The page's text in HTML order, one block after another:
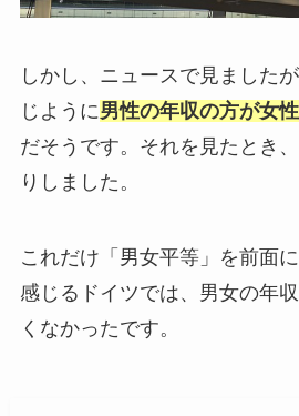
しかし、ニュースで見ました
じように男性の年収の方が女
だそうです。それを見たとき
りしました。
これだけ「男女平等」を前面
感じるドイツでは、男女の年
くなかったです。